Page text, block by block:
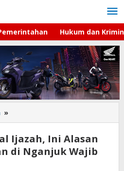
Hukum dan
»
Cuma
Soal
Ijazah,
Ini
Ijazah, Ini Alasan
di Nganjuk Wajib